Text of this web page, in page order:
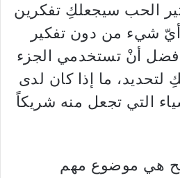
الحب سيجعلكِ تفكرين
شيء من دون تفكير
أنْ تستخدمي الجزء
ما إذا كان لدى
التي تجعل منه شريكاً
هي موضوع مهم